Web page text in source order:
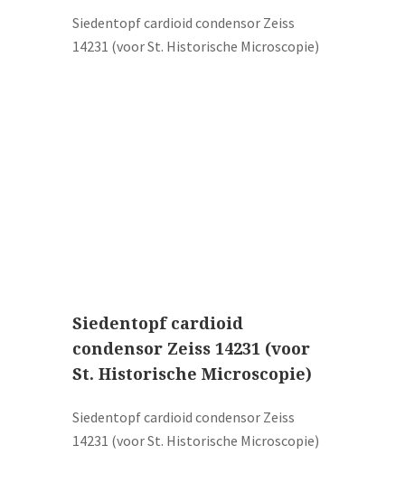
Siedentopf cardioid condensor Zeiss
14231 (voor St. Historische Microscopie)
Siedentopf cardioid
condensor Zeiss 14231 (voor
St. Historische Microscopie)
Siedentopf cardioid condensor Zeiss
14231 (voor St. Historische Microscopie)